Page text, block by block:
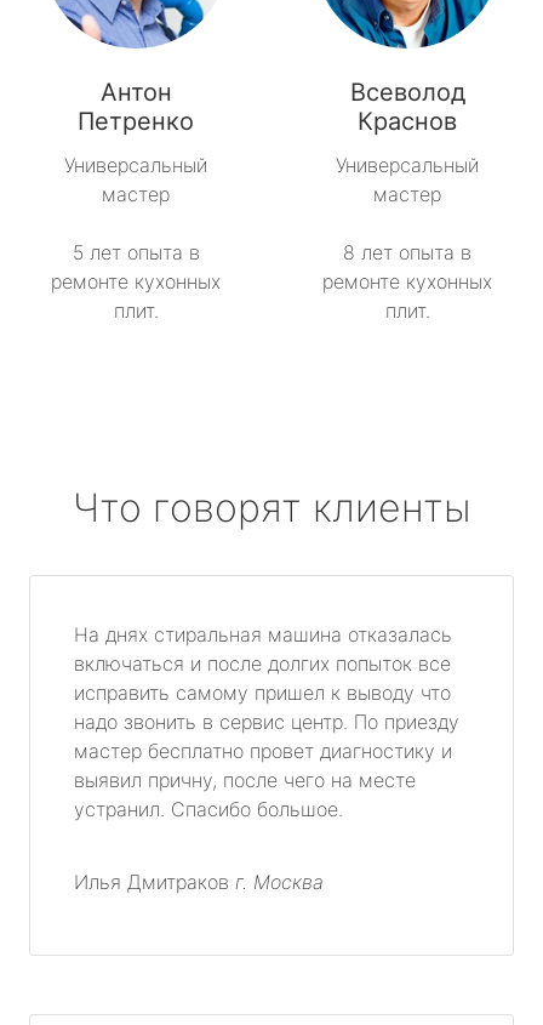
Антон
Петренко
Универсальный
мастер
5 лет опыта в
ремонте кухонных
плит.
Всеволод
Краснов
Универсальный
мастер
8 лет опыта в
ремонте кухонных
плит.
Что говорят клиенты
На днях стиральная машина отказалась
включаться и после долгих попыток все
исправить самому пришел к выводу что
надо звонить в сервис центр. По приезду
мастер бесплатно провет диагностику и
выявил причну, после чего на месте
устранил. Спасибо большое.
Илья Дмитраков г. Москва